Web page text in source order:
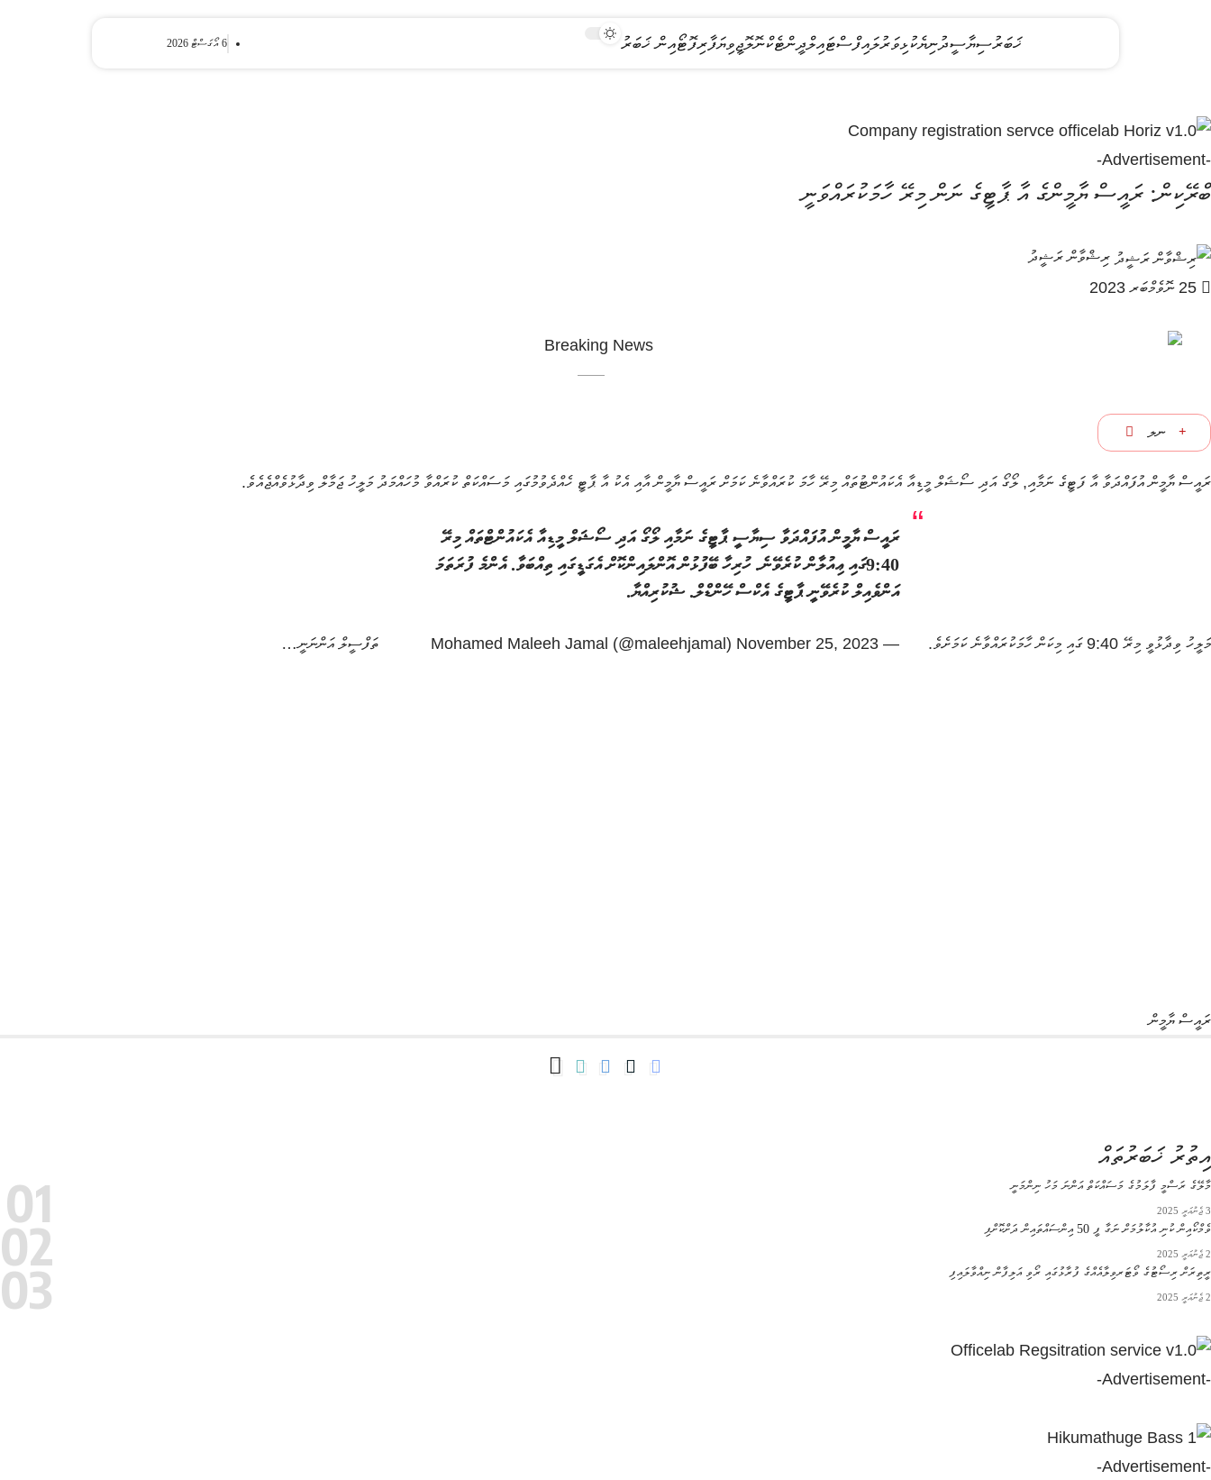
ޚަބަރުސިޔާސީދުނިޔެކުޅިވަރުލައިފްސްޓައިލްދީންޓެކްނޮލޮޖީވިޔަފާރިފޮޓޯއިން ޚަބަރު 6 އޯގަސްޓް 2026
-Advertisement-
ބްރޭކިން: ރައީސް ޔާމީންގެ އާ ޕާޓީގެ ނަން މިރޭ ހާމަކުރައްވަނީ
ރިޝްވާން ރަޝީދު
25 ނޮވެމްބަރ 2023
ނލ
ރައީސް ޔާމީން އުފައްދަވާ އާ ފަޓީގެ ނަމާއި, ލޯގޯ އަދި ސޯޝަލް މީޑިއާ އެކައުންޓުތައް މިރޭ ހާމަ ކުރައްވާނެ ކަމަށް ރައީސް ޔާމީން އާއި އެކު އާ ޕާޓީ ހެއްދެވުމުގައި މަސައްކަތް ކުރައްވާ މުހައްމަދު މަލީހު ޖަމާލް ވިދާޅުވެއްޖެއެވެ.
މަލީހު ވިދާޅުވީ މިރޭ 9:40 ގައި މިކަން ހާމަކުރައްވާނެ ކަމަށެވެ.
ރައީސް ޔާމީން އުފައްދަވާ ސިޔާސީ ޕާޓީގެ ނަމާއި ލޯގޯ އަދި ސޯޝަލް މީޑިއާ އެކައުންޓްތައް މިރޭ
9:40ގައި ޢިއުލާން ކުރެވޭނެ. ހުރިހާ ބޭފުޅުން އޮންލައިންކޮށް އެގަޑީގައި ތިއްބަވާ. އެންމެ ފުރަތަމަ
އަންވެއިލް ކުރެވޭނީ ޕާޓީގެ އެކްސް ހޭންޑްލް. ޝުކުރިއްޔާ.
— Mohamed Maleeh Jamal (@maleehjamal)
November 25, 2023 ތަފްސީލް އަންނަނީ…
ރައީސް ޔާމީން
އިތުރު ޚަބަރުތައް
މާލޭގެ ރަސްމީ ފާލަމުގެ މަސައްކަތް އަންނަ މަހު ނިންމަނީ
3 ޖެނުއަރީ 2025
ވެމްކޯއިން ކުނި އުކާލުމަށް ނަގާ ފީ 50 އިންސައްތައިން ދަށްކޮށްފި
2 ޖެނުއަރީ 2025
ރީތިރަށް ރިސޯޓުގެ ވޯޓަރވިލާއެއްގެ ފުރާޅުގައި ރޯވި އަލިފާން ނިއްވާލައިފި
2 ޖެނުއަރީ 2025
-Advertisement-
-Advertisement-